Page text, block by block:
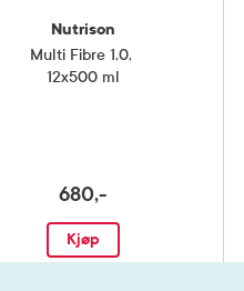
Nutrison
Multi Fibre 1,0,
12x500 ml
680,-
Kjøp